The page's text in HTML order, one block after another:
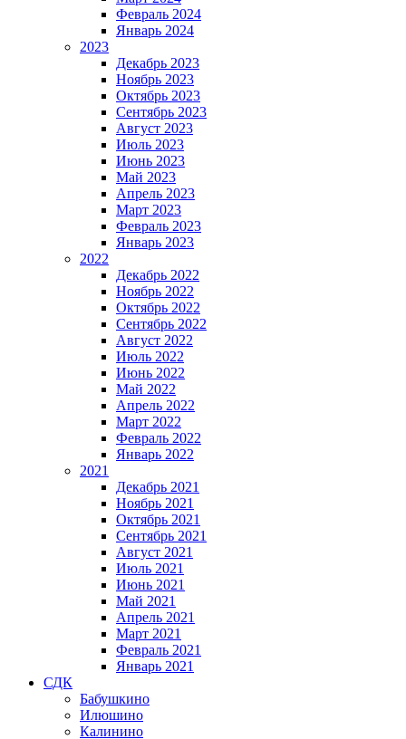
Февраль 2024
Январь 2024
2023
Декабрь 2023
Ноябрь 2023
Октябрь 2023
Сентябрь 2023
Август 2023
Июль 2023
Июнь 2023
Май 2023
Апрель 2023
Март 2023
Февраль 2023
Январь 2023
2022
Декабрь 2022
Ноябрь 2022
Октябрь 2022
Сентябрь 2022
Август 2022
Июль 2022
Июнь 2022
Май 2022
Апрель 2022
Март 2022
Февраль 2022
Январь 2022
2021
Декабрь 2021
Ноябрь 2021
Октябрь 2021
Сентябрь 2021
Август 2021
Июль 2021
Июнь 2021
Май 2021
Апрель 2021
Март 2021
Февраль 2021
Январь 2021
СДК
Бабушкино
Илюшино
Калинино